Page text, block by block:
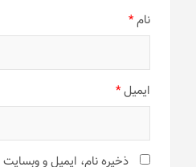
نام*
ایمیل*
ذخیره نام، ایمیل و